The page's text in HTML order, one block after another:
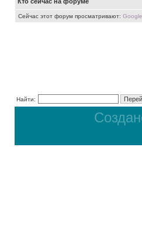
Сейчас этот форум просматривают:
Найти: